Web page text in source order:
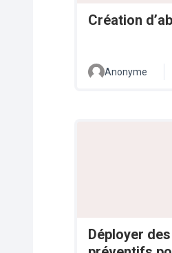
Création
Anonyme
Déployer